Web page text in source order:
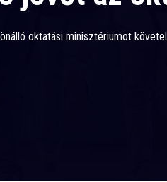
oktatási minisztériumot